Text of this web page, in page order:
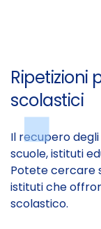
Ripetizioni
scolastici
Il recupero
scuole, istituti
Potete cercare
istituti che
scolastico.